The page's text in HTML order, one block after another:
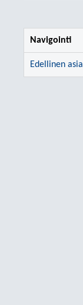
Navigointi
Edellinen asia